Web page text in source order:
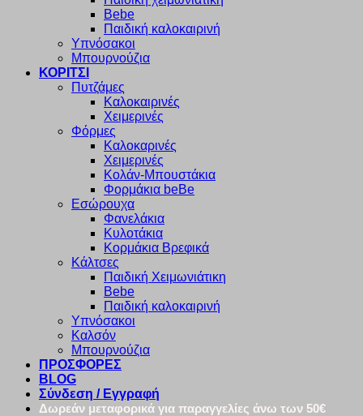
Bebe
Παιδική καλοκαιρινή
Υπνόσακοι
Μπουρνούζια
ΚΟΡΙΤΣΙ
Πυτζάμες
Καλοκαιρινές
Χειμερινές
Φόρμες
Καλοκαρινές
Χειμερινές
Κολάν-Μπουστάκια
Φορμάκια beBe
Εσώρουχα
Φανελάκια
Κυλοτάκια
Κορμάκια Βρεφικά
Κάλτσες
Παιδική Χειμωνιάτικη
Bebe
Παιδική καλοκαιρινή
Υπνόσακοι
Καλσόν
Μπουρνούζια
ΠΡΟΣΦΟΡΕΣ
BLOG
Σύνδεση / Εγγραφή
Δωρεάν μεταφορικά για παραγγελίες άνω των 50€